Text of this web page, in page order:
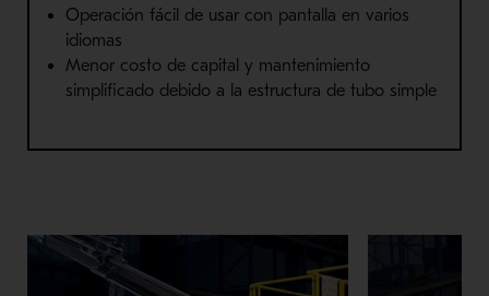
Operación fácil de usar con pantalla en varios
idiomas
Menor costo de capital y mantenimiento
simplificado debido a la estructura de tubo simple